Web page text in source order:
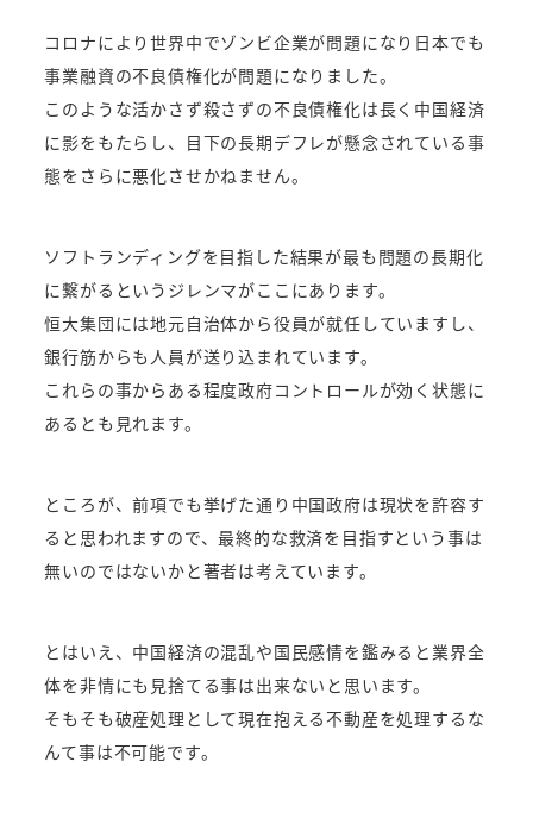
コロナにより世界中でゾンビ企業が問題になり日本でも
事業融資の不良債権化が問題になりました。
このような活かさず殺さずの不良債権化は長く中国経済
に影をもたらし、目下の長期デフレが懸念されている事
態をさらに悪化させかねません。
ソフトランディングを目指した結果が最も問題の長期化
に繋がるというジレンマがここにあります。
恒大集団には地元自治体から役員が就任していますし、
銀行筋からも人員が送り込まれています。
これらの事からある程度政府コントロールが効く状態に
あるとも見れます。
ところが、前項でも挙げた通り中国政府は現状を許容す
ると思われますので、最終的な救済を目指すという事は
無いのではないかと著者は考えています。
とはいえ、中国経済の混乱や国民感情を鑑みると業界全
体を非情にも見捨てる事は出来ないと思います。
そもそも破産処理として現在抱える不動産を処理するな
んて事は不可能です。